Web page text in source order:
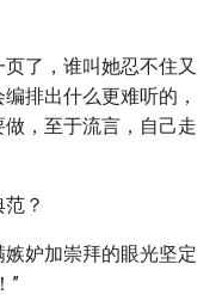
了，谁叫她忍不住又
排出什么更难听的，
，至于流言，自己走
？
妒加崇拜的眼光坚定
”